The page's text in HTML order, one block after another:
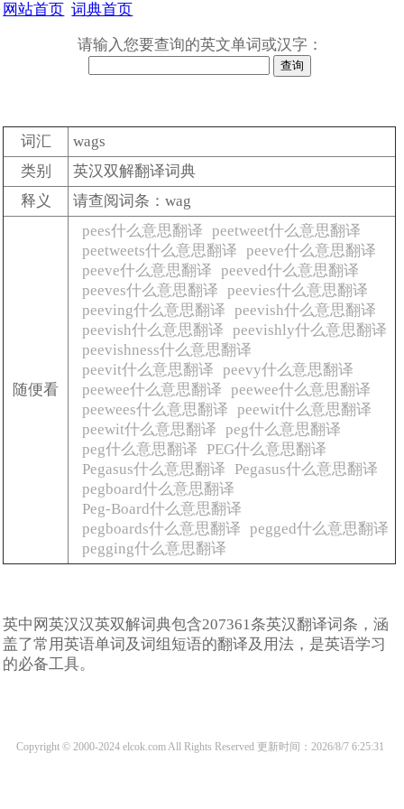
网站首页 词典首页
请输入您要查询的英文单词或汉字：
词汇
wags
类别
英汉双解翻译词典
释义
请查阅词条：wag
随便看
pees什么意思翻译 peetweet什么意思翻译
peetweets什么意思翻译 peeve什么意思翻译
peeve什么意思翻译 peeved什么意思翻译
peeves什么意思翻译 peevies什么意思翻译
peeving什么意思翻译 peevish什么意思翻译
peevish什么意思翻译 peevishly什么意思翻译
peevishness什么意思翻译
peevit什么意思翻译 peevy什么意思翻译
peewee什么意思翻译 peewee什么意思翻译
peewees什么意思翻译 peewit什么意思翻译
peewit什么意思翻译 peg什么意思翻译
peg什么意思翻译
PEG什么意思翻译
Pegasus什么意思翻译
Pegasus什么意思翻译
pegboard什么意思翻译
Peg-Board什么意思翻译
pegboards什么意思翻译 pegged什么意思翻译
pegging什么意思翻译
英中网英汉汉英双解词典包含207361条英汉翻译词条，涵
盖了常用英语单词及词组短语的翻译及用法，是英语学习
的必备工具。
Copyright © 2000-2024 elcok.com All Rights Reserved 更新时间：2026/8/7 6:25:31